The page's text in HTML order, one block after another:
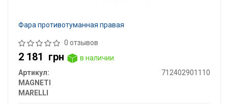
Фара противотуманная правая
0 отзывов
2 181 грн
в наличии
Артикул:
712402901110
MAGNETI
MARELLI